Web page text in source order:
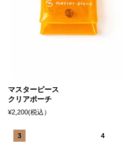
マスターピース
クリアポーチ
¥2,200(税込）